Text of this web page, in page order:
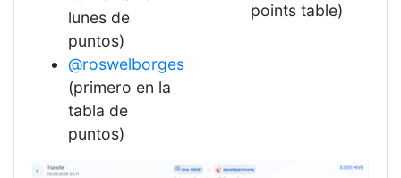
lunes de
puntos)
@roswelborges
(primero en la
tabla de
puntos)
points table)